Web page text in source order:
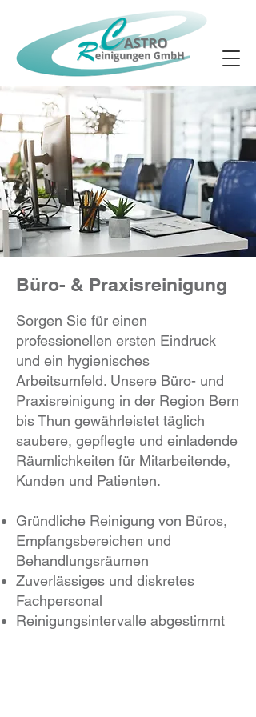
Büro- & Praxisreinigung
Sorgen Sie für einen
professionellen ersten Eindruck
und ein hygienisches
Arbeitsumfeld. Unsere Büro- und
Praxisreinigung in der Region Bern
bis Thun gewährleistet täglich
saubere, gepflegte und einladende
Räumlichkeiten für Mitarbeitende,
Kunden und Patienten.
Gründliche Reinigung von Büros,
Empfangsbereichen und
Behandlungsräumen
Zuverlässiges und diskretes
Fachpersonal
Reinigungsintervalle abgestimmt